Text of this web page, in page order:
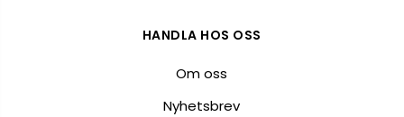
HANDLA HOS OSS
Om oss
Nyhetsbrev